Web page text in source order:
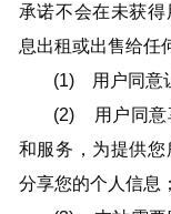
承诺不会在未获
息出租或出售给任
(1) 用户同意
(2) 用户同意
和服务，为提供
分享您的个人信息；